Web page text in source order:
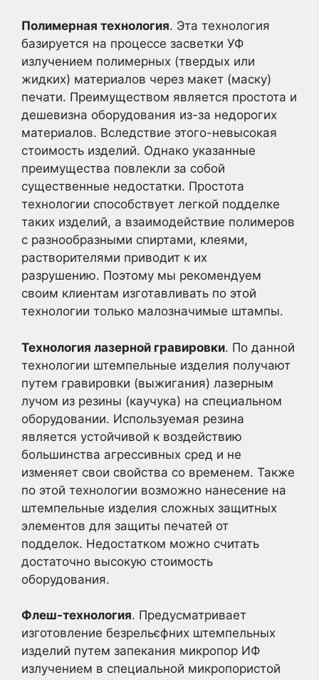
Полимерная технология. Эта технология
базируется на процессе засветки УФ
излучением полимерных (твердых или
жидких) материалов через макет (маску)
печати. Преимуществом является простота и
дешевизна оборудования из-за недорогих
материалов. Вследствие этого-невысокая
стоимость изделий. Однако указанные
преимущества повлекли за собой
существенные недостатки. Простота
технологии способствует легкой подделке
таких изделий, а взаимодействие полимеров
с разнообразными спиртами, клеями,
растворителями приводит к их
разрушению. Поэтому мы рекомендуем
своим клиентам изготавливать по этой
технологии только малозначимые штампы.
Технология лазерной гравировки. По данной
технологии штемпельные изделия получают
путем гравировки (выжигания) лазерным
лучом из резины (каучука) на специальном
оборудовании. Используемая резина
является устойчивой к воздействию
большинства агрессивных сред и не
изменяет свои свойства со временем. Также
по этой технологии возможно нанесение на
штемпельные изделия сложных защитных
элементов для защиты печатей от
подделок. Недостатком можно считать
достаточно высокую стоимость
оборудования.
Флеш-технология. Предусматривает
изготовление безрельєфних штемпельных
изделий путем запекания микропор ИФ
излучением в специальной микропористой